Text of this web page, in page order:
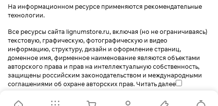
На информационном ресурсе применяются рекомендательные
технологии.
Все ресурсы сайта lignumstore.ru, включая (но не ограничиваясь)
текстовую, графическую, фотографическую и видео
информацию, структуру, дизайн и оформление страниц,
доменное имя, фирменное наименование являются объектами
авторского права и прав на интеллектуальную собственность,
защищены российским законодательством и международными
соглашениями об охране авторских прав.Читать далее